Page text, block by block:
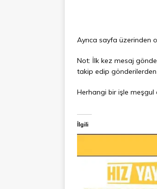
Ayrıca sayfa üzerinden
Not: İlk kez mesaj
takip edip gönderilerden
Herhangi bir işle meşgul
İlgili